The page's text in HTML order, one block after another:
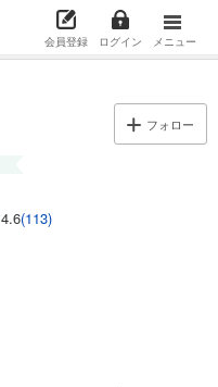
会員登録 ログイン メニュー
フォロー
4.6(113)